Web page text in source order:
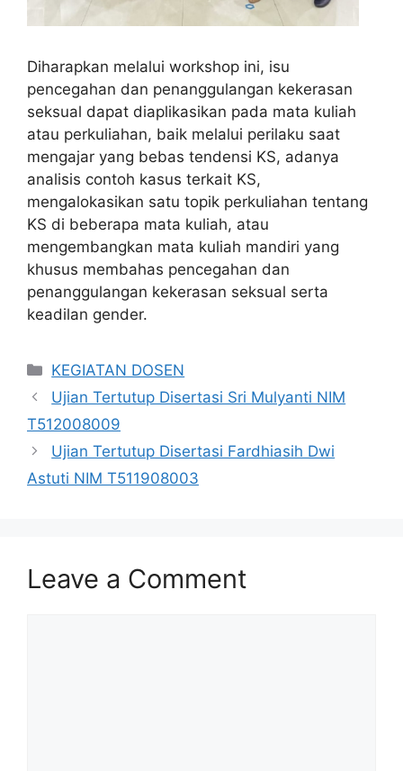
Diharapkan melalui workshop ini, isu
pencegahan dan penanggulangan kekerasan
seksual dapat diaplikasikan pada mata kuliah
atau perkuliahan, baik melalui perilaku saat
mengajar yang bebas tendensi KS, adanya
analisis contoh kasus terkait KS,
mengalokasikan satu topik perkuliahan tentang
KS di beberapa mata kuliah, atau
mengembangkan mata kuliah mandiri yang
khusus membahas pencegahan dan
penanggulangan kekerasan seksual serta
keadilan gender.
Categories
KEGIATAN DOSEN
Ujian Tertutup Disertasi Sri Mulyanti NIM
T512008009
Ujian Tertutup Disertasi Fardhiasih Dwi
Astuti NIM T511908003
Leave a Comment